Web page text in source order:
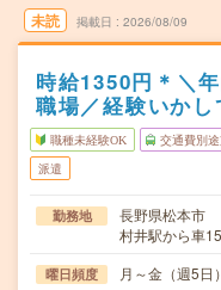
未読 掲載日 2026/08/09
時給1350円＊＼
職場／経験いかし
職種未経験OK 交通費別途
派遣
勤務地
長野県松本市
村井駅から車
曜日頻度 月～金（週5